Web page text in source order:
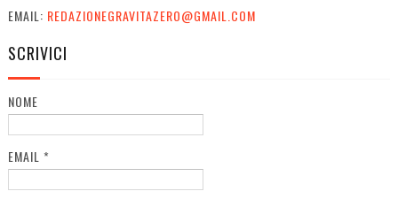
EMAIL: REDAZIONEGRAVITAZERO@GMAIL.COM
SCRIVICI
NOME
EMAIL *